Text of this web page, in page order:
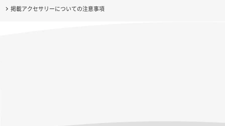
掲載アクセサリーについての注意事項